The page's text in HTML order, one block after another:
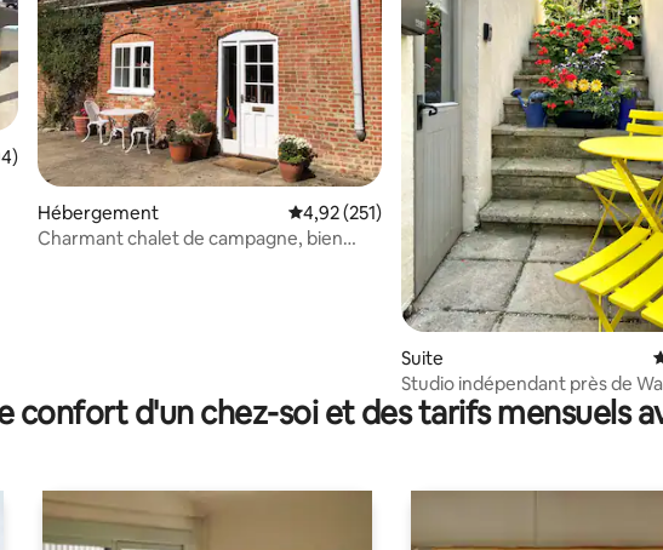
moyenne sur la base de 194 commentaires : 4,97 sur 5
Hébergement Évaluation moyenne sur la base de 251
4,92 (251)
Charmant chalet de campagne, bien
Suite
Studio indépendant près de
confort d'un chez-soi et des tarifs mensuels